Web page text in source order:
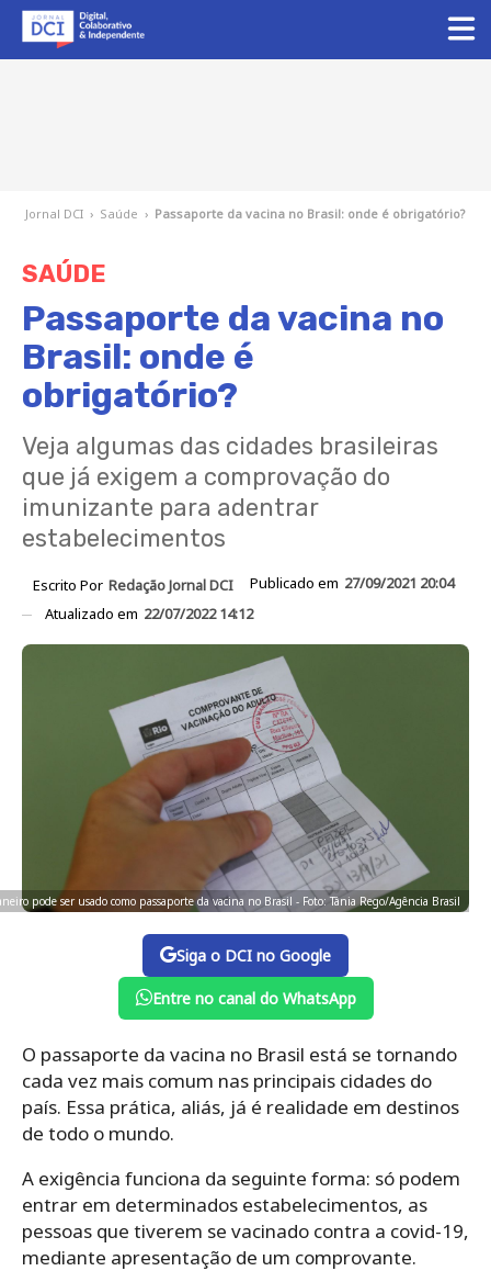
Jornal DCI › Saúde › Passaporte da vacina no Brasil: onde é obrigatório?
SAÚDE
Passaporte da vacina no
Brasil: onde é
obrigatório?
Veja algumas das cidades brasileiras
que já exigem a comprovação do
imunizante para adentrar
estabelecimentos
Escrito Por Redação Jornal DCI Publicado em 27/09/2021 20:04
Atualizado em 22/07/2022 14:12
pode ser usado como passaporte da vacina no Brasil - Foto: Tânia Rego/Agência Brasil
Siga o DCI no Google
Entre no canal do WhatsApp
O passaporte da vacina no Brasil está se tornando
cada vez mais comum nas principais cidades do
país. Essa prática, aliás, já é realidade em destinos
de todo o mundo.
A exigência funciona da seguinte forma: só podem
entrar em determinados estabelecimentos, as
pessoas que tiverem se vacinado contra a covid-19,
mediante apresentação de um comprovante.